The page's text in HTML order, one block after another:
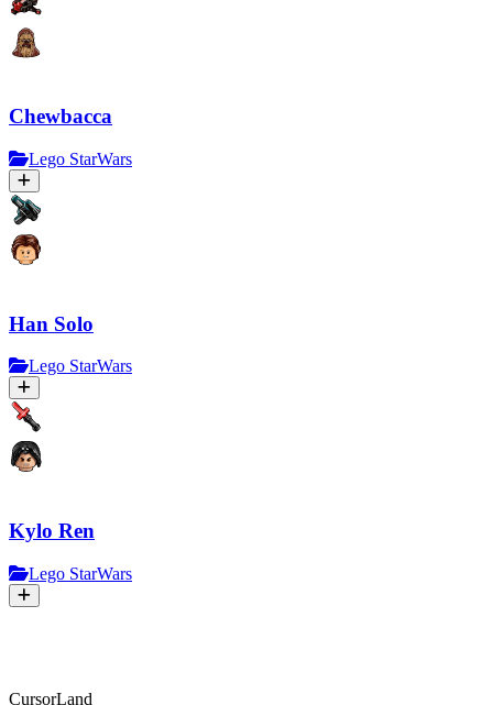
Chewbacca
Lego StarWars
Han Solo
Lego StarWars
Kylo Ren
Lego StarWars
CursorLand